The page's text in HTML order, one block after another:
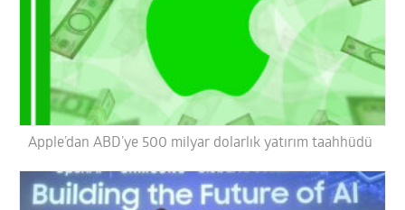
Apple’dan ABD’ye 500 milyar dolarlık yatırım taahhüdü